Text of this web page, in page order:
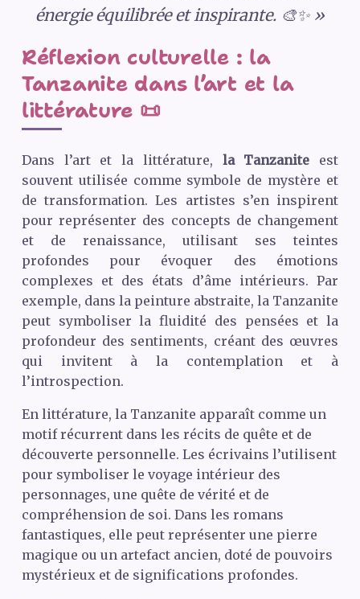
énergie équilibrée et inspirante. 🎨✨ »
Réflexion culturelle : la
Tanzanite dans l’art et la
littérature 📜
Dans l’art et la littérature, la Tanzanite est
souvent utilisée comme symbole de mystère et
de transformation. Les artistes s’en inspirent
pour représenter des concepts de changement
et de renaissance, utilisant ses teintes
profondes pour évoquer des émotions
complexes et des états d’âme intérieurs. Par
exemple, dans la peinture abstraite, la Tanzanite
peut symboliser la fluidité des pensées et la
profondeur des sentiments, créant des œuvres
qui invitent à la contemplation et à
l’introspection.
En littérature, la Tanzanite apparaît comme un
motif récurrent dans les récits de quête et de
découverte personnelle. Les écrivains l’utilisent
pour symboliser le voyage intérieur des
personnages, une quête de vérité et de
compréhension de soi. Dans les romans
fantastiques, elle peut représenter une pierre
magique ou un artefact ancien, doté de pouvoirs
mystérieux et de significations profondes.